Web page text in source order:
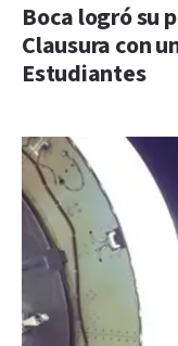
Boca logró su
Clausura con
Estudiantes